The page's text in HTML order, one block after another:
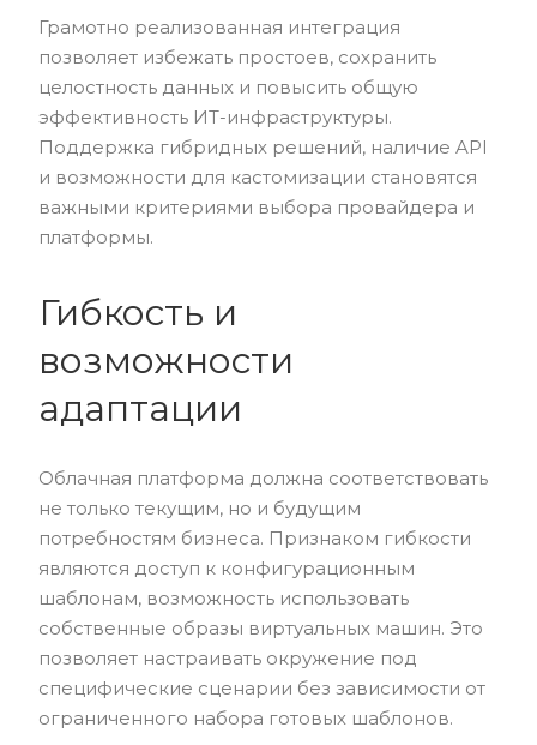
Грамотно реализованная интеграция
позволяет избежать простоев, сохранить
целостность данных и повысить общую
эффективность ИТ-инфраструктуры.
Поддержка гибридных решений, наличие API
и возможности для кастомизации становятся
важными критериями выбора провайдера и
платформы.
Гибкость и
возможности
адаптации
Облачная платформа должна соответствовать
не только текущим, но и будущим
потребностям бизнеса. Признаком гибкости
являются доступ к конфигурационным
шаблонам, возможность использовать
собственные образы виртуальных машин. Это
позволяет настраивать окружение под
специфические сценарии без зависимости от
ограниченного набора готовых шаблонов.